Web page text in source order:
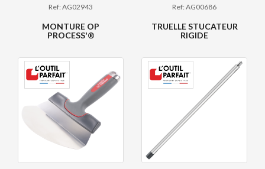
Ref: AG02943
MONTURE OP
PROCESS'®
Ref: AG00686
TRUELLE STUCATEUR
RIGIDE